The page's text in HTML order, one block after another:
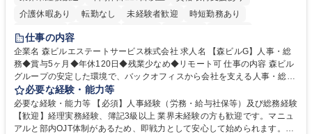
介護休暇あり
転勤なし 未経験者歓迎
時短勤務あり
経験者歓迎
完全週休2日制
交通費支給 長期歓迎 駅近5分以内 土日祝休み
仕事の内容
企業名 森ビルエステートサービス株式会社 求人名 【森ビルG】人事・総
務◆賞与5ヶ月◆年休120日◆残業少なめ◆リモート可 仕事の内容 森ビル
グループの安定した環境で、バックオフィスから会社を支える人事・総務
をお任せします。 労務と総務の業務をバランスよく担当し、ゆくゆくは制
度改定などのコア業務にも挑戦できる、やりがいある環境です。 ■勤怠管
理、給与計算、社会保険手続き、年末調整等の労務管理全般 ■入退社手続
き、社内規定の改定や人事制度改定などのコア業務 ■社内イベントの企画
必要な経験・能力等
必要な経験・能力等 【必須】人事経験（労務・給与社保等）及び総務経験
【歓迎】経理実務経験、簿記3級以上 業界未経験の方も歓迎です。マニュ
アルと部内OJT体制があるため、即戦力として安心して始められます。